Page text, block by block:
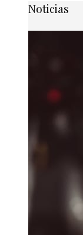
Noticias